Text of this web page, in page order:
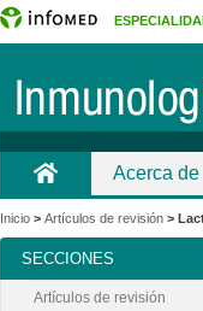
Acerca de
Contacto
Inicio > Artículos de revisión >
SECCIONES
Artículos de revisión